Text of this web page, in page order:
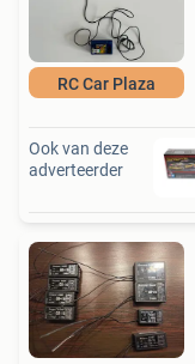
RC Car Plaza
Ook van deze
adverteerder